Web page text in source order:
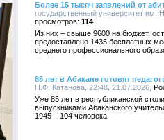
Более 15 тысяч заявлений от
государственный университет им.
114
Из них – свыше 9600 на бюджет,
предоставлено 1435 бесплатных
среднего профессионального
85 лет в Абакане готовят
Н.Ф. Катанова, 22:48, 21.07.2026,
Уже 85 лет в республиканской
выпускниками Абаканского
1945 – 104 человека.